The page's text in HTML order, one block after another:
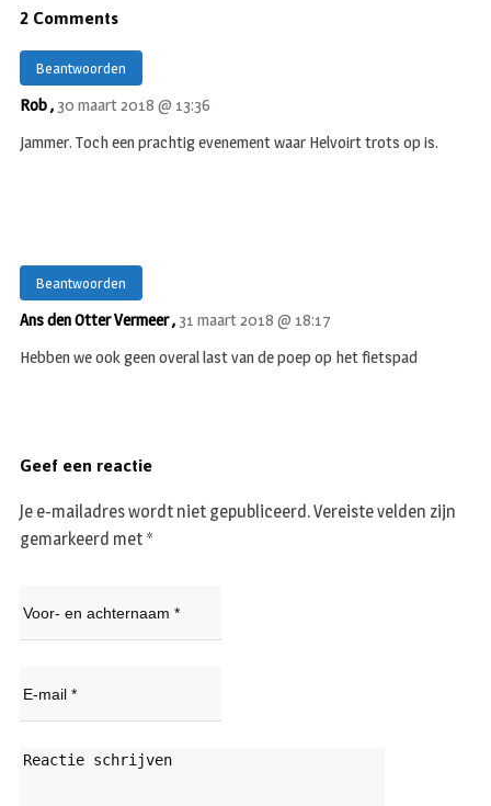
2 Comments
Beantwoorden
Rob , 30 maart 2018 @ 13:36
Jammer. Toch een prachtig evenement waar Helvoirt trots op is.
Beantwoorden
Ans den Otter Vermeer , 31 maart 2018 @ 18:17
Hebben we ook geen overal last van de poep op het fietspad
Geef een reactie
Je e-mailadres wordt niet gepubliceerd.Vereiste velden zijn
gemarkeerd met *